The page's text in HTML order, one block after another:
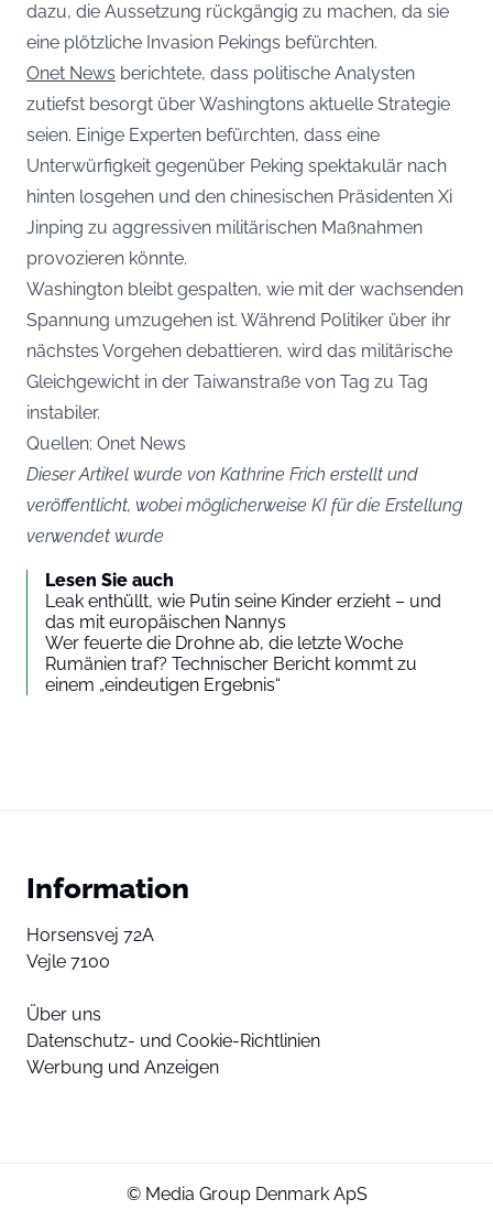
dazu, die Aussetzung rückgängig zu machen, da sie
eine plötzliche Invasion Pekings befürchten.
Onet News berichtete, dass politische Analysten
zutiefst besorgt über Washingtons aktuelle Strategie
seien. Einige Experten befürchten, dass eine
Unterwürfigkeit gegenüber Peking spektakulär nach
hinten losgehen und den chinesischen Präsidenten Xi
Jinping zu aggressiven militärischen Maßnahmen
provozieren könnte.
Washington bleibt gespalten, wie mit der wachsenden
Spannung umzugehen ist. Während Politiker über ihr
nächstes Vorgehen debattieren, wird das militärische
Gleichgewicht in der Taiwanstraße von Tag zu Tag
instabiler.
Quellen: Onet News
Dieser Artikel wurde von Kathrine Frich erstellt und
veröffentlicht, wobei möglicherweise KI für die Erstellung
verwendet wurde
Lesen Sie auch
Leak enthüllt, wie Putin seine Kinder erzieht – und
das mit europäischen Nannys
Wer feuerte die Drohne ab, die letzte Woche
Rumänien traf? Technischer Bericht kommt zu
einem „eindeutigen Ergebnis“
Information
Horsensvej 72A
Vejle 7100
Über uns
Datenschutz- und Cookie-Richtlinien
Werbung und Anzeigen
© Media Group Denmark ApS